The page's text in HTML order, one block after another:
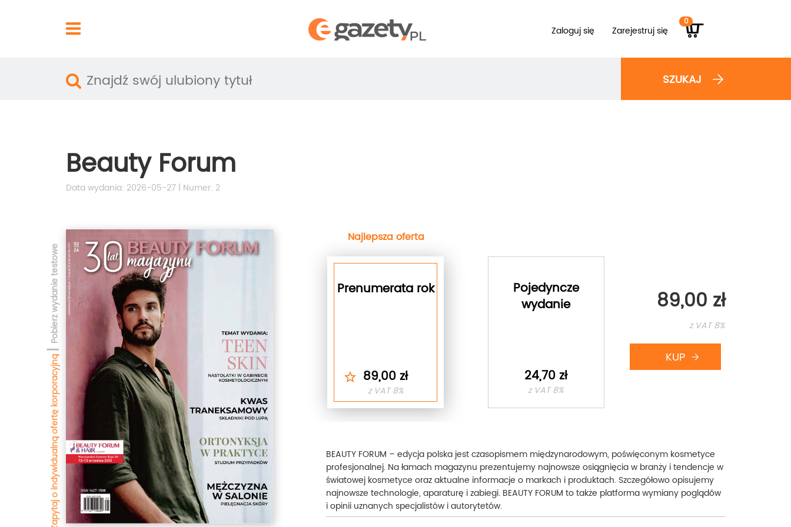
Zaloguj się Zarejestruj się
0
SZUKAJ
Beauty Forum
Data wydania: 2026-05-27 | Numer: 2
Zapytaj o indywidualną ofertę korporacyjną
|
Pobierz wydanie testowe
Najlepsza oferta
Prenumerata rok
89,00 zł
z VAT 8%
Pojedyncze
wydanie
24,70 zł
z VAT 8%
89,00 zł
z VAT 8%
BEAUTY FORUM – edycja polska jest czasopismem międzynarodowym, poświęconym kosmetyce
profesjonalnej. Na łamach magazynu prezentujemy najnowsze osiągnięcia w branży i tendencje w
światowej kosmetyce oraz aktualne informacje o markach i produktach. Szczegółowo opisujemy
najnowsze technologie, aparaturę i zabiegi. BEAUTY FORUM to także platforma wymiany poglądów
i opinii uznanych specjalistów i autorytetów.
Działy tematyczne: KOSMETYKA: pielęgnacja, dermatologia; SPA CONCEPT: wellness i spa; KOLOR I